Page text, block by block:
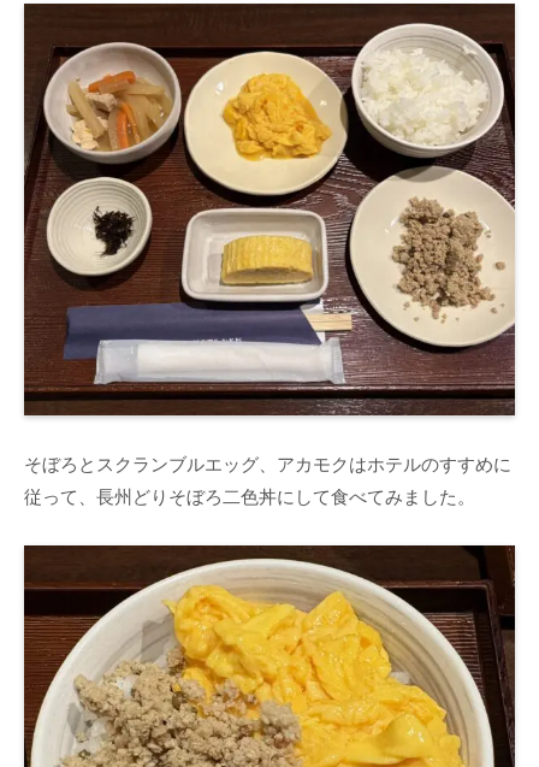
そぼろとスクランブルエッグ、アカモクはホテルのすすめに
従って、長州どりそぼろ二色丼にして食べてみました。